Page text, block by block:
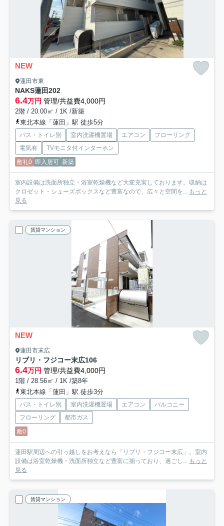
NEW
蓮田市東
NAKS蓮田202
6.4万円 管理/共益費4,000円
2階 / 20.00㎡ / 1K /新築
東北本線「蓮田」駅 徒歩5分
バス・トイレ別 室内洗濯機置場 エアコン
フローリング
電気有
TVモニタ付インターホン
敷礼0 即入居可 新築
室内設備は洗面所独立・浴室乾燥機など大変充実しております。収納は
クロゼット・シューズボックスなど豊富なので、広々と空間を... もっと
見る
賃貸マンション
NEW
蓮田市末広
リブリ・フジコー末広106
6.4万円 管理/共益費4,000円
1階 / 28.56㎡ / 1K /築8年
東北本線「蓮田」駅 徒歩3分
バス・トイレ別 室内洗濯機置場 エアコン
バルコニー
フローリング
都市ガス
敷0
蓮田駅周辺への引っ越しをお考えなら「リブリ・フジコー末広」。室内
設備は浴室乾燥機・洗面所独立など豊富に揃っており、過ごし... もっと
見る
賃貸マンション